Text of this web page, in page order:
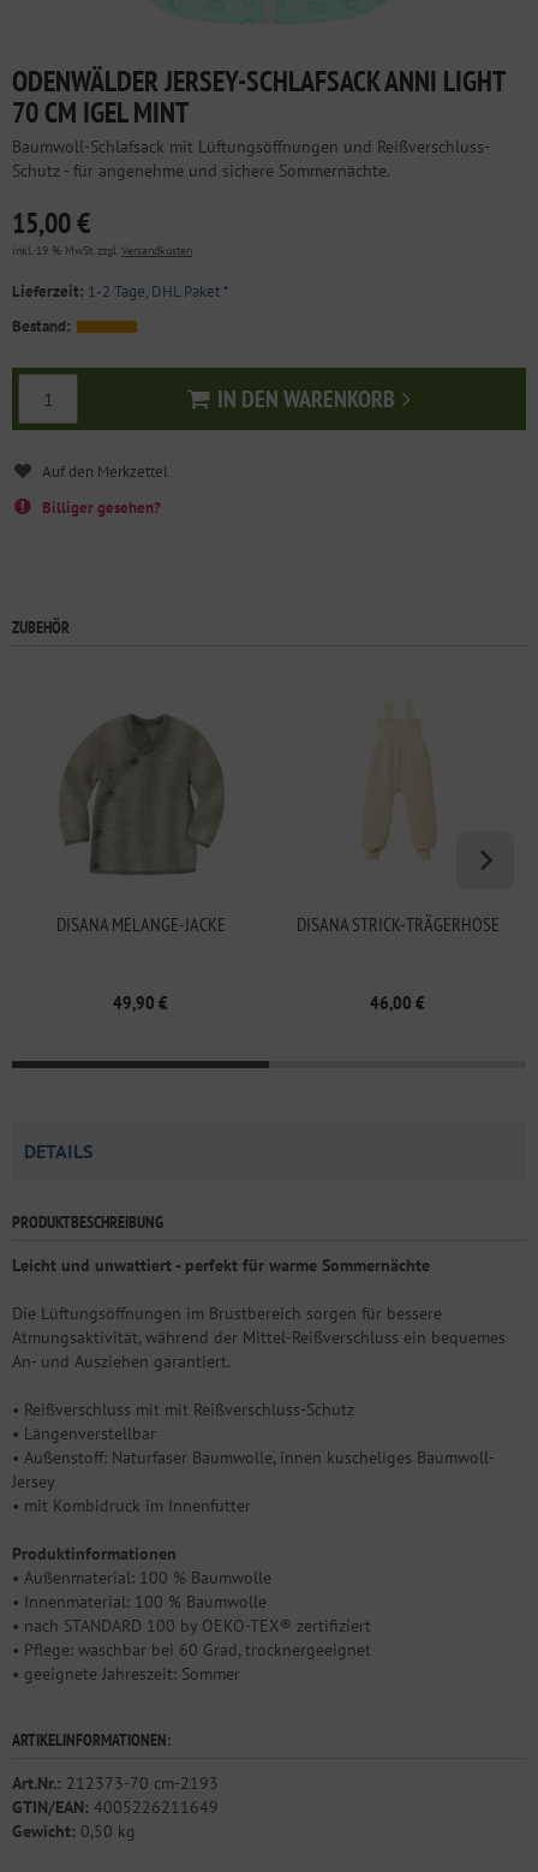
ODENWÄLDER JERSEY-SCHLAFSACK ANNI LIGHT
70 CM IGEL MINT
Baumwoll-Schlafsack mit Lüftungsöffnungen und Reißverschluss-
Schutz - für angenehme und sichere Sommernächte.
15,00 €
inkl. 19 % MwSt. zzgl. Versandkosten
Lieferzeit: 1-2 Tage, DHL Paket*
Bestand:
IN DEN WARENKORB
In den Warenkorb
Billiger gesehen?
ZUBEHÖR
DISANA MELANGE-JACKE
49,90 €
DISANA STRICK-TRÄGERHOSE
46,00 €
DETAILS
PRODUKTBESCHREIBUNG
Leicht und unwattiert - perfekt für warme Sommernächte
Die Lüftungsöffnungen im Brustbereich sorgen für bessere
Atmungsaktivität, während der Mittel-Reißverschluss ein bequemes
An- und Ausziehen garantiert.
• Reißverschluss mit mit Reißverschluss-Schutz
• Längenverstellbar
• Außenstoff: Naturfaser Baumwolle, innen kuscheliges Baumwoll-
Jersey
• mit Kombidruck im Innenfutter
Produktinformationen
• Außenmaterial: 100 % Baumwolle
• Innenmaterial: 100 % Baumwolle
• nach STANDARD 100 by OEKO-TEX® zertifiziert
• Pflege: waschbar bei 60 Grad, trocknergeeignet
• geeignete Jahreszeit: Sommer
ARTIKELINFORMATIONEN:
Art.Nr.: 212373-70 cm-2193
GTIN/EAN: 4005226211649
Gewicht: 0,50 kg